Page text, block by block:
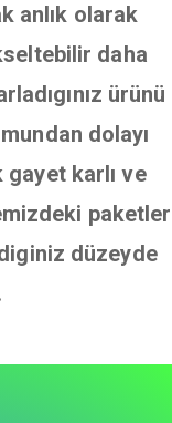
anlık olarak
daha
ürünü
dolayı
karlı ve
paketler
düzeyde